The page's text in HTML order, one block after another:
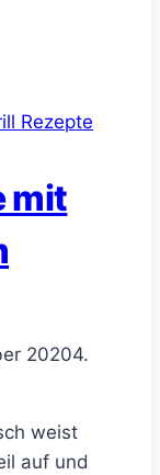
Rezepte
mit
20204.
weist
auf und